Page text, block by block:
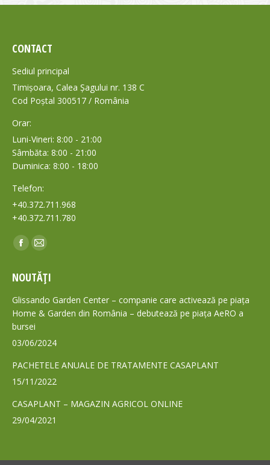
CONTACT
Sediul principal
Timișoara, Calea Șagului nr. 138 C
Cod Poștal 300517 / România
Orar:
Luni-Vineri: 8:00 - 21:00
Sâmbăta: 8:00 - 21:00
Duminica: 8:00 - 18:00
Telefon:
+40.372.711.968
+40.372.711.780
Find us on:
Facebook
opens
in
new
window
Mail
opens
in
new
NOUTĂȚI
Glissando Garden Center – companie care activează pe piața
Home & Garden din România – debutează pe piața AeRO a
bursei
03/06/2024
PACHETELE ANUALE DE TRATAMENTE CASAPLANT
15/11/2022
CASAPLANT – MAGAZIN AGRICOL ONLINE
29/04/2021